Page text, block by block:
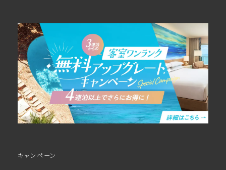
キャンペーン